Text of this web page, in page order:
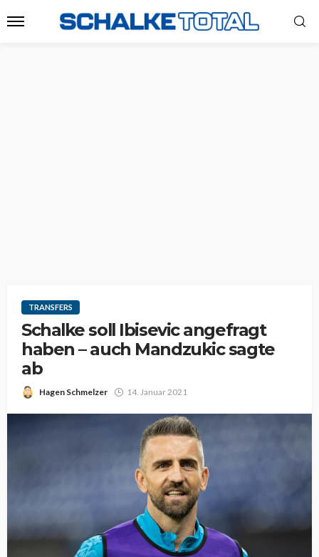
TRANSFERS
Schalke soll Ibisevic angefragt
haben – auch Mandzukic sagte
ab
Hagen Schmelzer 14. Januar 2021